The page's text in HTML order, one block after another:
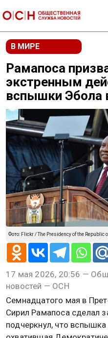
В МИРЕ
Рамапоса
экстренным
вспышки Эбола
Фото: Flickr / The Presidency of the Republic
17 мая 2026, 20:56 —
новостей — ОСН
Семнадцатого мая в
Сирил Рамапоса сделал
подчеркнул, что